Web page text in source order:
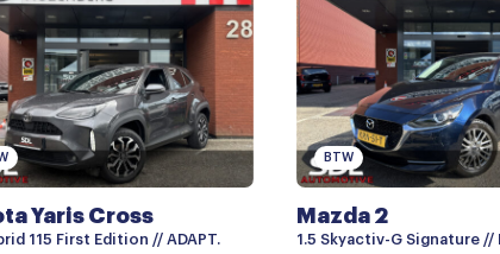
Yaris Cross
115 First Edition // ADAPT.
BTW
Mazda 2
1.5 Skyactiv-G Signature //